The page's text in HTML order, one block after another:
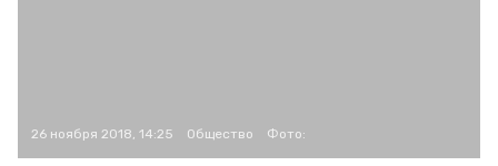
26 ноября 2018, 14:25 Общество Фото: